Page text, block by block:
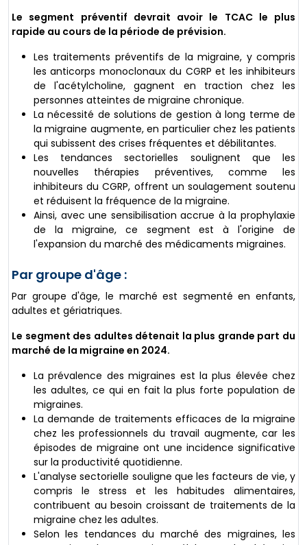
Le segment préventif devrait avoir le TCAC le plus
rapide au cours de la période de prévision.
Les traitements préventifs de la migraine, y compris
les anticorps monoclonaux du CGRP et les inhibiteurs
de l'acétylcholine, gagnent en traction chez les
personnes atteintes de migraine chronique.
La nécessité de solutions de gestion à long terme de
la migraine augmente, en particulier chez les patients
qui subissent des crises fréquentes et débilitantes.
Les tendances sectorielles soulignent que les
nouvelles thérapies préventives, comme les
inhibiteurs du CGRP, offrent un soulagement soutenu
et réduisent la fréquence de la migraine.
Ainsi, avec une sensibilisation accrue à la prophylaxie
de la migraine, ce segment est à l'origine de
l'expansion du marché des médicaments migraines.
Par groupe d'âge :
Par groupe d'âge, le marché est segmenté en enfants,
adultes et gériatriques.
Le segment des adultes détenait la plus grande part du
marché de la migraine en 2024.
La prévalence des migraines est la plus élevée chez
les adultes, ce qui en fait la plus forte population de
migraines.
La demande de traitements efficaces de la migraine
chez les professionnels du travail augmente, car les
épisodes de migraine ont une incidence significative
sur la productivité quotidienne.
L'analyse sectorielle souligne que les facteurs de vie, y
compris le stress et les habitudes alimentaires,
contribuent au besoin croissant de traitements de la
migraine chez les adultes.
Selon les tendances du marché des migraines, les